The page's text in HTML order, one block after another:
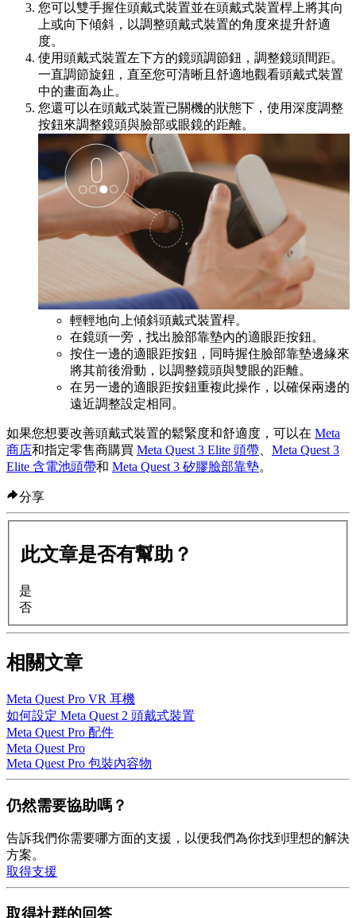
您可以雙手握住頭戴式裝置並在頭戴式裝置桿上將其向
上或向下傾斜，以調整頭戴式裝置的角度來提升舒適
度。
使用頭戴式裝置左下方的鏡頭調節鈕，調整鏡頭間距。
一直調節旋鈕，直至您可清晰且舒適地觀看頭戴式裝置
中的畫面為止。
您還可以在頭戴式裝置已關機的狀態下，使用深度調整
按鈕來調整鏡頭與臉部或眼鏡的距離。
輕輕地向上傾斜頭戴式裝置桿。
在鏡頭一旁，找出臉部靠墊內的適眼距按鈕。
按住一邊的適眼距按鈕，同時握住臉部靠墊邊緣來
將其前後滑動，以調整鏡頭與雙眼的距離。
在另一邊的適眼距按鈕重複此操作，以確保兩邊的
遠近調整設定相同。
如果您想要改善頭戴式裝置的鬆緊度和舒適度，可以在 Meta
商店和指定零售商購買 Meta Quest 3 Elite 頭帶
Meta Quest 3
Elite 含電池頭帶和 Meta Quest 3 矽膠臉部靠墊。
分享
此文章是否有幫助？
是
否
相關文章
Meta Quest Pro VR 耳機
如何設定 Meta Quest 2 頭戴式裝置
Meta Quest Pro 配件
Meta Quest Pro
Meta Quest Pro 包裝內容物
仍然需要協助嗎？
告訴我們你需要哪方面的支援，以便我們為你找到理想的解決
方案。
取得支援
取得社群的回答